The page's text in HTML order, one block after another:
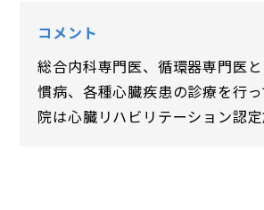
コメント
総合内科専門医、循環器専門医
慣病、各種心臓疾患の診療を行
院は心臓リハビリテーション認定